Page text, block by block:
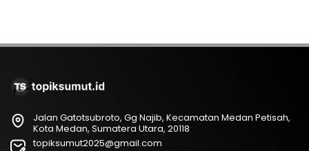
Jalan Gatotsubroto, Gg Najib, Kecamatan Medan Petisah,
Kota Medan, Sumatera Utara, 20118
topiksumut2025@gmail.com